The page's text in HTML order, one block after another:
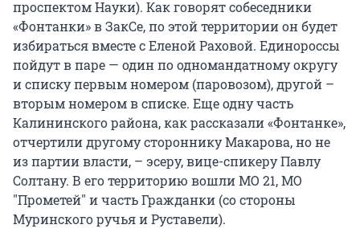
проспектом Науки). Как говорят собеседники
«Фонтанки» в ЗакСе, по этой территории он будет
избираться вместе с Еленой Раховой. Единороссы
пойдут в паре — один по одномандатному округу
и списку первым номером (паровозом), другой –
вторым номером в списке. Еще одну часть
Калининского района, как рассказали «Фонтанке»,
отчертили другому стороннику Макарова, но не
из партии власти, – эсеру, вице-спикеру Павлу
Солтану. В его территорию вошли МО 21, МО
"Прометей" и часть Гражданки (со стороны
Муринского ручья и Руставели).